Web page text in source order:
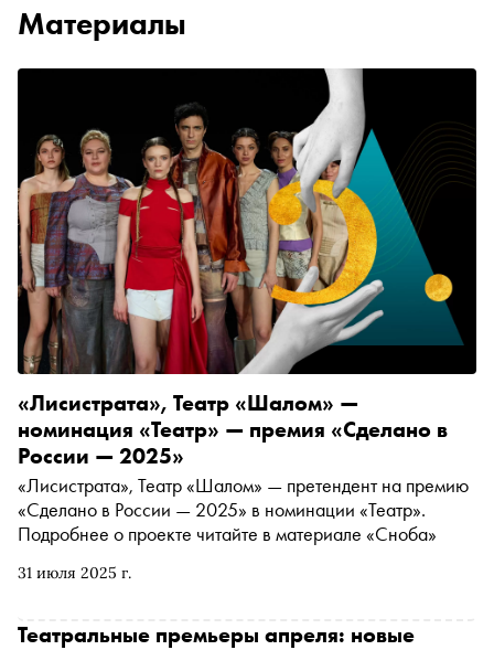
Материалы
31 июля 2025 г.
«Лисистрата», Театр «Шалом» —
номинация «Театр» — премия «Сделано в
России — 2025»
«Лисистрата», Театр «Шалом» — претендент на премию
«Сделано в России — 2025» в номинации «Театр».
Подробнее о проекте читайте в материале «Сноба»
Театральные премьеры апреля: новые